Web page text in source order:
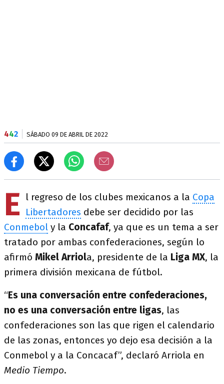
442 SÁBADO 09 DE ABRIL DE 2022
E l regreso de los clubes mexicanos a la Copa
Libertadores debe ser decidido por las
Conmebol y la Concafaf, ya que es un tema a ser
tratado por ambas confederaciones, según lo
afirmó Mikel Arriola, presidente de la Liga MX, la
primera división mexicana de fútbol.
“Es una conversación entre confederaciones,
no es una conversación entre ligas, las
confederaciones son las que rigen el calendario
de las zonas, entonces yo dejo esa decisión a la
Conmebol y a la Concacaf”, declaró Arriola en
Medio Tiempo.